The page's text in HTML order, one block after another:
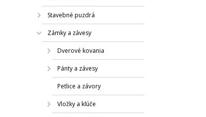
Stavebné puzdrá
Zámky a závesy
Dverové kovania
Pánty a závesy
Petlice a závory
Vložky a kľúče